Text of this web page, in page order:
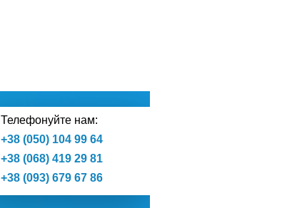
Телефонуйте нам:
+38 (050) 104 99 64
+38 (068) 419 29 81
+38 (093) 679 67 86